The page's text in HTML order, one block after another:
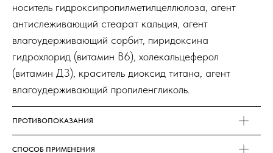
носитель гидроксипропилметилцеллюлоза, агент
антислеживающий стеарат кальция, агент
влагоудерживающий сорбит, пиридоксина
гидрохлорид (витамин В6), холекальцеферол
(витамин Д3), краситель диоксид титана, агент
влагоудерживающий пропиленгликоль.
ПРОТИВОПОКАЗАНИЯ
СПОСОБ ПРИМЕНЕНИЯ